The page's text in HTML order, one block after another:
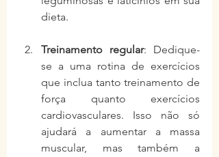
dieta.
Treinamento regular: Dedique-
se a uma rotina de exercícios
que inclua tanto treinamento de
força quanto exercícios
cardiovasculares. Isso não só
ajudará a aumentar a massa
muscular, mas também a